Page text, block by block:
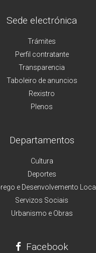
Sede electrónica
Trámites
Perfil contratante
Transparencia
Taboleiro de anuncios
Rexistro
Plenos
Departamentos
Cultura
Deportes
e Desenvolvemento Local
Servizos Sociais
Urbanismo e Obras
Facebook